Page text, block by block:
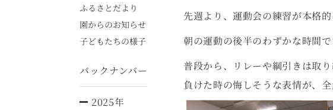
ふるさとだより
園からのお知らせ
子どもたちの様子
バックナンバー
2025年
先週より、運動会の練習が本格的
朝の運動の後半のわずかな時間
普段から、リレーや綱引きは取
負けた時の悔しそうな表情が、全